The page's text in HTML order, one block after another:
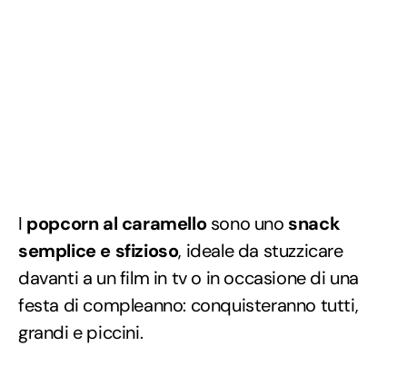
I popcorn al caramellosono uno snack
semplice e sfizioso, ideale da stuzzicare
davanti a un film in tv o in occasione di una
festa di compleanno: conquisteranno tutti,
grandi e piccini.